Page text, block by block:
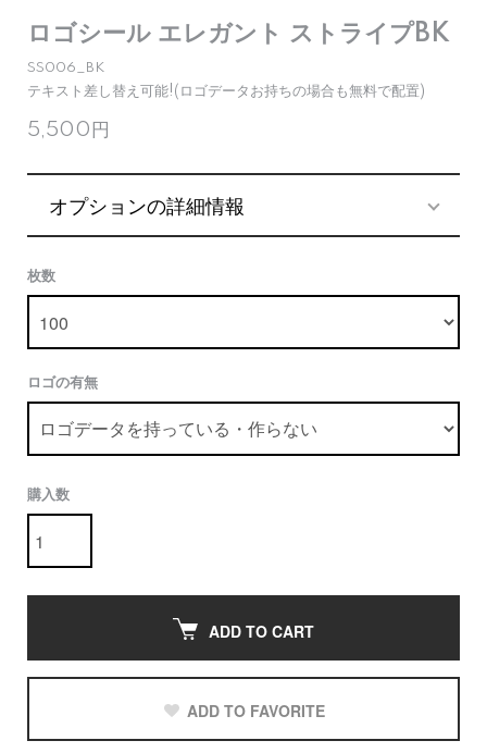
ロゴシール エレガント ストライプBK
SS006_BK
テキスト差し替え可能!(ロゴデータお持ちの場合も無料で配置)
5,500円
オプションの詳細情報
枚数
ロゴの有無
購入数
ADD TO CART
ADD TO FAVORITE